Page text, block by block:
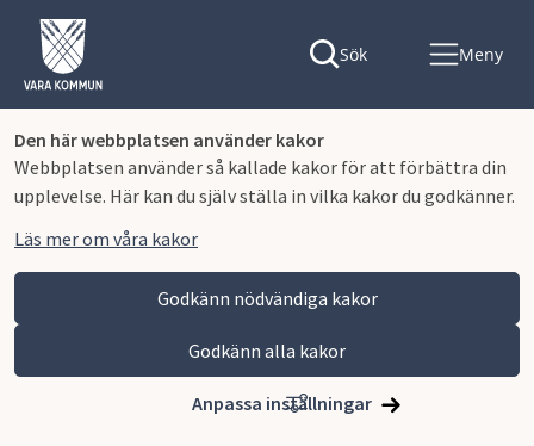
Den här webbplatsen använder kakor
Webbplatsen använder så kallade kakor för att förbättra din
upplevelse. Här kan du själv ställa in vilka kakor du godkänner.
Läs mer om våra kakor
Godkänn nödvändiga kakor
Godkänn alla kakor
Anpassa inställningar
Sök Meny
Vara kommun Barn och utbildning
Kulturskolan
Kontakt och personal på kulturskolan